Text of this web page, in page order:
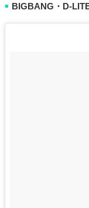
■ BIGBANG・D-